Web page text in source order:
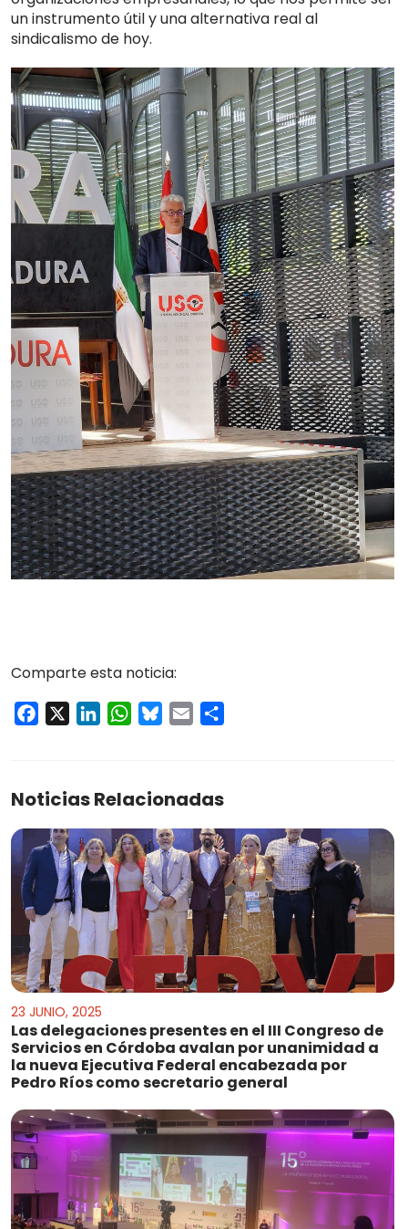
un instrumento útil y una alternativa real al
sindicalismo de hoy.
Comparte esta noticia:
Facebook LinkedInWhatsApp
Bluesky
Email
Noticias Relacionadas
23 JUNIO, 2025
Las delegaciones presentes en el III Congreso de
Servicios en Córdoba avalan por unanimidad a
la nueva Ejecutiva Federal encabezada por
Pedro Ríos como secretario general